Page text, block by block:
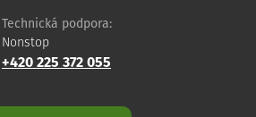
Technická podpora:
Nonstop
+420 225 372 055